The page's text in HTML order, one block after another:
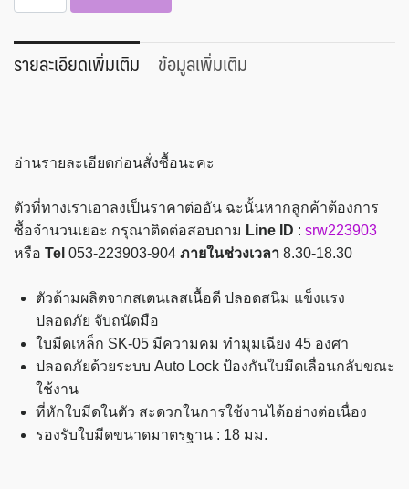
คัต
ตรา
ช้าง
ชิ้น
รายละเอียดเพิ่มเติม ข้อมูลเพิ่มเติม
อ่านรายละเอียดก่อนสั่งซื้อนะคะ
ตัวที่ทางเราเอาลงเป็นราคาต่ออัน ฉะนั้นหากลูกค้าต้องการ
ซื้อจำนวนเยอะ กรุณาติดต่อสอบถาม Line ID : srw223903
หรือ Tel 053-223903-904 ภายในช่วงเวลา 8.30-18.30
ตัวด้ามผลิตจากสเตนเลสเนื้อดี ปลอดสนิม แข็งแรง
ปลอดภัย จับถนัดมือ
ใบมีดเหล็ก SK-05 มีความคม ทำมุมเฉียง 45 องศา
ปลอดภัยด้วยระบบ Auto Lock ป้องกันใบมีดเลื่อนกลับขณะ
ใช้งาน
ที่หักใบมีดในตัว สะดวกในการใช้งานได้อย่างต่อเนื่อง
รองรับใบมีดขนาดมาตรฐาน : 18 มม.